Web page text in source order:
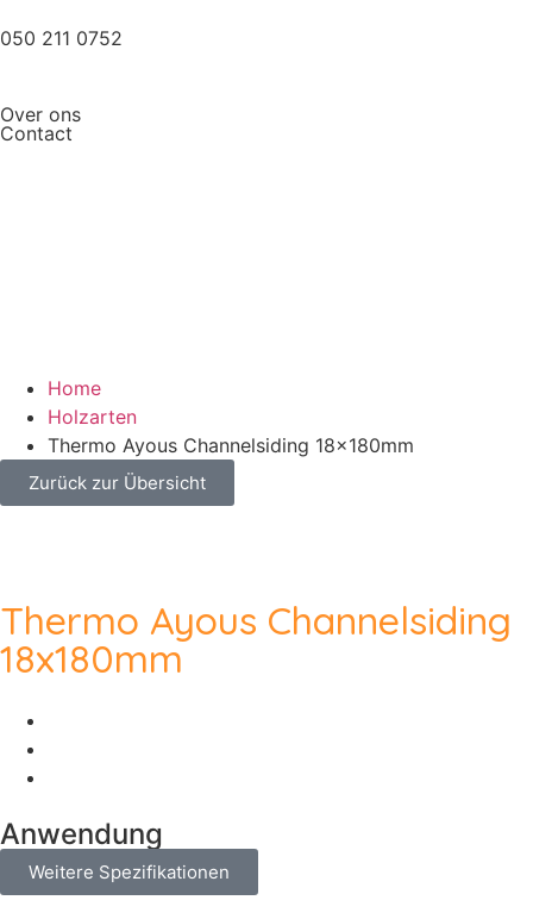
050 211 0752
Over ons
Contact
Home
Holzarten
Thermo Ayous Channelsiding 18x180mm
Zurück zur Übersicht
Thermo Ayous Channelsiding
18x180mm
Anwendung
Weitere Spezifikationen